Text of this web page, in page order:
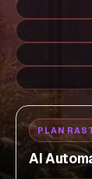
PLAN
AI